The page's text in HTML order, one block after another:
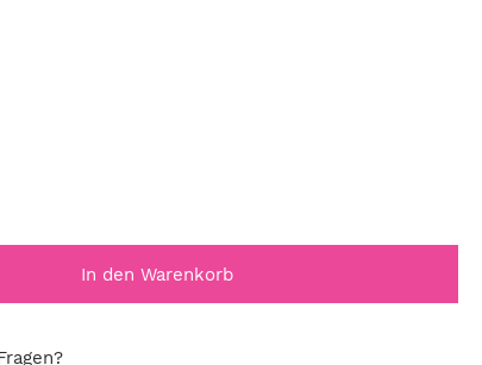
In den Warenkorb